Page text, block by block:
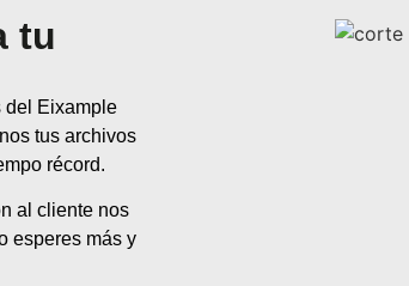
tu
del Eixample
tus archivos
récord.
al cliente nos
esperes más y